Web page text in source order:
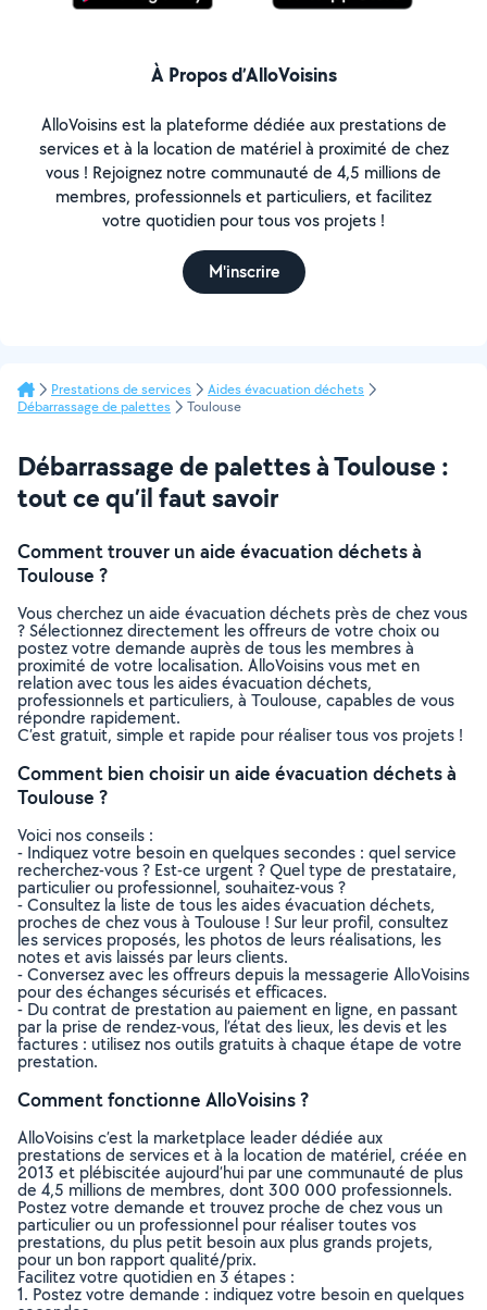
À Propos d’AlloVoisins
AlloVoisins est la plateforme dédiée aux prestations de
services et à la location de matériel à proximité de chez
vous ! Rejoignez notre communauté de 4,5 millions de
membres, professionnels et particuliers, et facilitez
votre quotidien pour tous vos projets !
M'inscrire
Prestations de services
Aides évacuation déchets
Débarrassage de palettes
Toulouse
Débarrassage de palettes à Toulouse :
tout ce qu’il faut savoir
Comment trouver un aide évacuation déchets à
Toulouse ?
Vous cherchez un aide évacuation déchets près de chez vous
? Sélectionnez directement les offreurs de votre choix ou
postez votre demande auprès de tous les membres à
proximité de votre localisation. AlloVoisins vous met en
relation avec tous les aides évacuation déchets,
professionnels et particuliers, à Toulouse, capables de vous
répondre rapidement.
C’est gratuit, simple et rapide pour réaliser tous vos projets !
Comment bien choisir un aide évacuation déchets à
Toulouse ?
Voici nos conseils :
- Indiquez votre besoin en quelques secondes : quel service
recherchez-vous ? Est-ce urgent ? Quel type de prestataire,
particulier ou professionnel, souhaitez-vous ?
- Consultez la liste de tous les aides évacuation déchets,
proches de chez vous à Toulouse ! Sur leur profil, consultez
les services proposés, les photos de leurs réalisations, les
notes et avis laissés par leurs clients.
- Conversez avec les offreurs depuis la messagerie AlloVoisins
pour des échanges sécurisés et efficaces.
- Du contrat de prestation au paiement en ligne, en passant
par la prise de rendez-vous, l’état des lieux, les devis et les
factures : utilisez nos outils gratuits à chaque étape de votre
prestation.
Comment fonctionne AlloVoisins ?
AlloVoisins c’est la marketplace leader dédiée aux
prestations de services et à la location de matériel, créée en
2013 et plébiscitée aujourd’hui par une communauté de plus
de 4,5 millions de membres, dont 300 000 professionnels.
Postez votre demande et trouvez proche de chez vous un
particulier ou un professionnel pour réaliser toutes vos
prestations, du plus petit besoin aux plus grands projets,
pour un bon rapport qualité/prix.
Facilitez votre quotidien en 3 étapes :
1. Postez votre demande : indiquez votre besoin en quelques